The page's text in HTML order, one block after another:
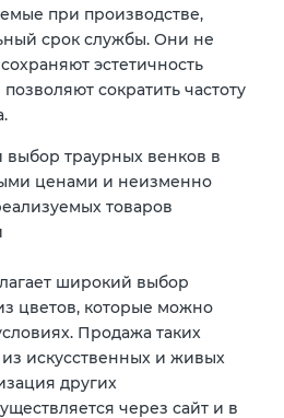
при производстве,
срок службы. Они не
эстетичность
сократить частоту
траурных венков в
ценами и неизменно
товаров
широкий выбор
цветов, которые можно
Продажа таких
искусственных и живых
других
через сайт и в